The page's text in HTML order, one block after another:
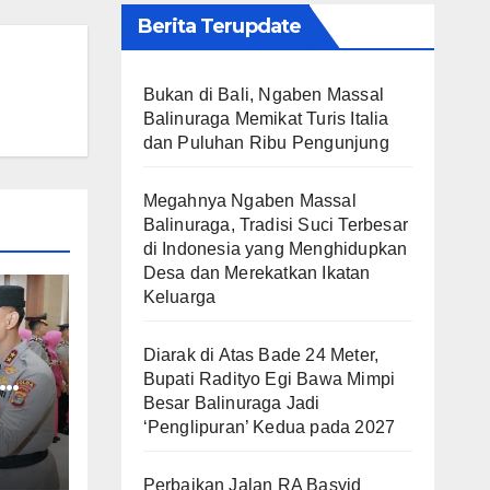
Berita Terupdate
Bukan di Bali, Ngaben Massal
Balinuraga Memikat Turis Italia
dan Puluhan Ribu Pengunjung
Megahnya Ngaben Massal
Balinuraga, Tradisi Suci Terbesar
di Indonesia yang Menghidupkan
Desa dan Merekatkan Ikatan
Keluarga
Diarak di Atas Bade 24 Meter,
Bupati Radityo Egi Bawa Mimpi
Besar Balinuraga Jadi
‘Penglipuran’ Kedua pada 2027
Perbaikan Jalan RA Basyid